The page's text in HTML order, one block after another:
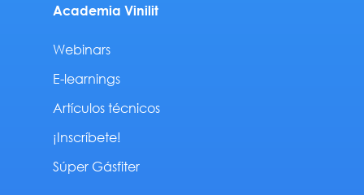
Academia Vinilit
Webinars
E-learnings
Artículos técnicos
¡Inscríbete!
Súper Gásfiter